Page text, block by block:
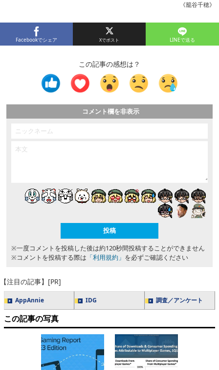
《籠谷千穂》
Facebookでシェア LINEで送る
この記事の感想は？
コメント欄を非表示
※一度コメントを投稿した後は約120秒間投稿することができません
※コメントを投稿する際は 「利用規約」 を必ずご確認ください
【注目の記事】[PR]
AppAnnie IDG 調査／アンケート
この記事の写真